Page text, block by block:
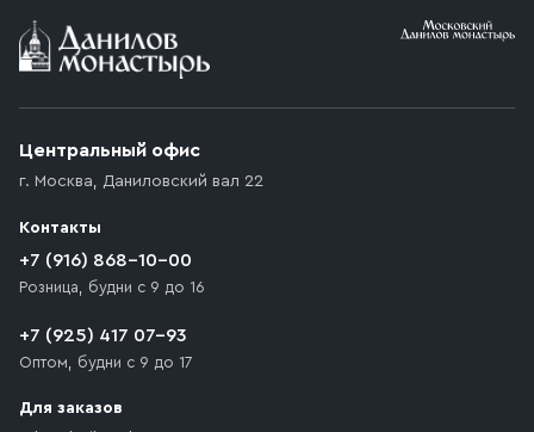
Условия доставки
возникают препятствия для подъезда автомобиля,
которое максимально близко к месту запланированной
движения. Если на территории места назначения
доставки предусмотрен платный въезд, то Покупателю
необходимо компенсировать стоимость въезда
Центральный офис
г. Москва, Даниловский вал 22
Контакты
+7 (916) 868-10-00
Розница, будни с 9 до 16
+7 (925) 417 07-93
Оптом, будни с 9 до 17
Для заказов